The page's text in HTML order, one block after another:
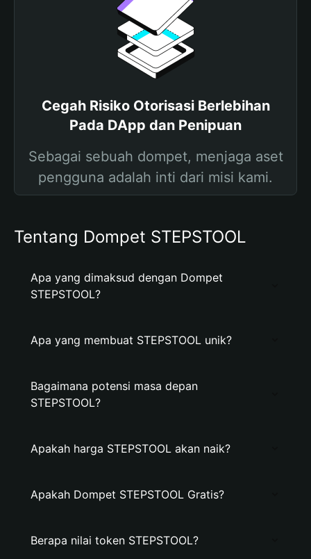
Cegah Risiko Otorisasi Berlebihan
Pada DApp dan Penipuan
Sebagai sebuah dompet, menjaga aset
pengguna adalah inti dari misi kami.
Tentang Dompet STEPSTOOL
Apa yang dimaksud dengan Dompet
STEPSTOOL?
Apa yang membuat STEPSTOOL unik?
Bagaimana potensi masa depan
STEPSTOOL?
Apakah harga STEPSTOOL akan naik?
Apakah Dompet STEPSTOOL Gratis?
Berapa nilai token STEPSTOOL?